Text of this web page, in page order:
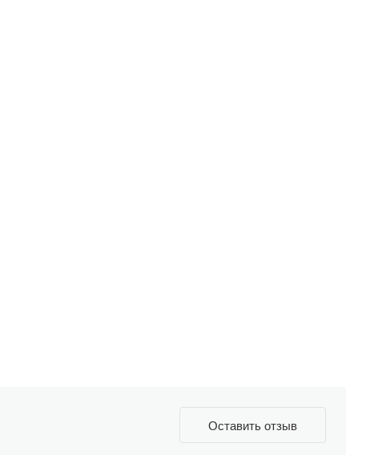
Оставить отзыв